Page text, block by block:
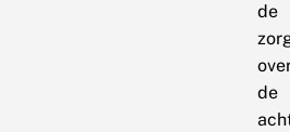
de
de